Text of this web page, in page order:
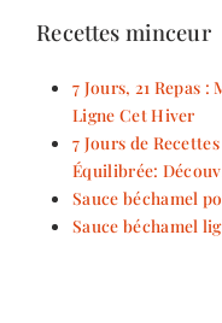
Recettes minceur
7 Jours, 21 Repas
Ligne Cet Hiver
7 Jours de
Équilibrée:
Sauce béchamel
Sauce béchamel